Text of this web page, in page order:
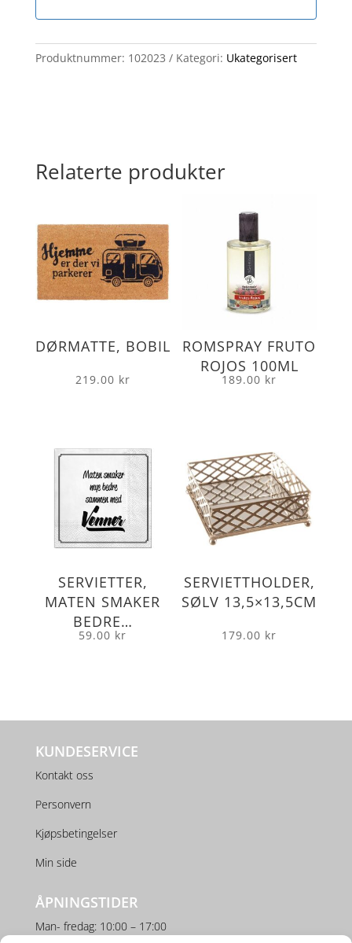
Produktnummer: 102023 Kategori: Ukategorisert
Relaterte produkter
DØRMATTE, BOBIL
219.00 kr
ROMSPRAY FRUTO
ROJOS 100ML
189.00 kr
SERVIETTER,
MATEN SMAKER
BEDRE…
59.00 kr
SERVIETTHOLDER,
SØLV 13,5×13,5CM
179.00 kr
KUNDESERVICE
Kontakt oss
Personvern
Kjøpsbetingelser
Min side
ÅPNINGSTIDER
Man- fredag: 10:00 – 17:00